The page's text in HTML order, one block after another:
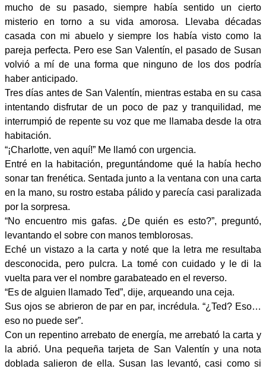
mucho de su pasado, siempre había sentido un cierto
misterio en torno a su vida amorosa. Llevaba décadas
casada con mi abuelo y siempre los había visto como la
pareja perfecta. Pero ese San Valentín, el pasado de Susan
volvió a mí de una forma que ninguno de los dos podría
haber anticipado.
Tres días antes de San Valentín, mientras estaba en su casa
intentando disfrutar de un poco de paz y tranquilidad, me
interrumpió de repente su voz que me llamaba desde la otra
habitación.
“¡Charlotte, ven aquí!” Me llamó con urgencia.
Entré en la habitación, preguntándome qué la había hecho
sonar tan frenética. Sentada junto a la ventana con una carta
en la mano, su rostro estaba pálido y parecía casi paralizada
por la sorpresa.
“No encuentro mis gafas. ¿De quién es esto?”, preguntó,
levantando el sobre con manos temblorosas.
Eché un vistazo a la carta y noté que la letra me resultaba
desconocida, pero pulcra. La tomé con cuidado y le di la
vuelta para ver el nombre garabateado en el reverso.
“Es de alguien llamado Ted”, dije, arqueando una ceja.
Sus ojos se abrieron de par en par, incrédula. “¿Ted? Eso…
eso no puede ser”.
Con un repentino arrebato de energía, me arrebató la carta y
la abrió. Una pequeña tarjeta de San Valentín y una nota
doblada salieron de ella. Susan las levantó, casi como si